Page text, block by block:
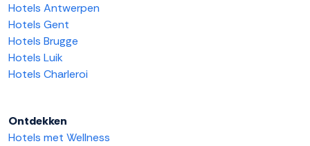
Hotels Antwerpen
Hotels Gent
Hotels Brugge
Hotels Luik
Hotels Charleroi
Ontdekken
Hotels met Wellness